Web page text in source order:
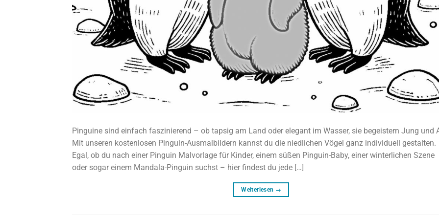
Pinguine sind einfach faszinierend – ob tapsig am Land oder elegant im Wasser, sie begeistern Jung und
Mit unseren kostenlosen Pinguin-Ausmalbildern kannst du die niedlichen Vögel ganz individuell gestalten.
Egal, ob du nach einer Pinguin Malvorlage für Kinder, einem süßen Pinguin-Baby, einer winterlichen Szene
oder sogar einem Mandala-Pinguin suchst – hier findest du jede […]
Weiterlesen →